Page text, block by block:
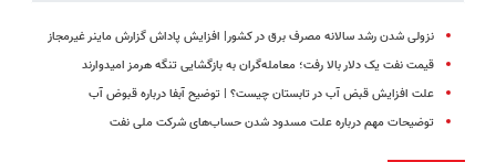
نزولی شدن رشد سالانه مصرف برق در کشور| افزایش پاداش گزارش ماینر غیرمجاز
قیمت نفت یک دلار بالا رفت؛ معامله‌گران به بازگشایی تنگه هرمز امیدوارند
علت افزایش قبض آب در تابستان چیست؟ | توضیح آبفا درباره قبوض آب
توضیحات مهم درباره علت مسدود شدن حساب‌های شرکت ملی نفت